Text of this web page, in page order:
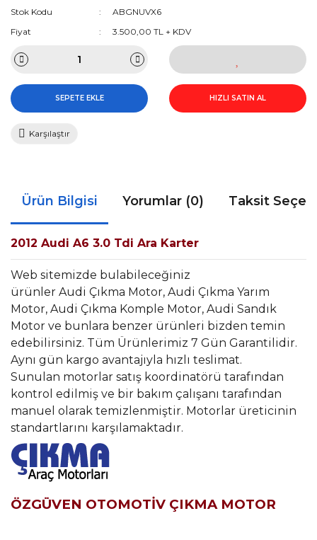
Stok Kodu
ABGNUVX6
Fiyat
3.500,00 TL + KDV
SEPETE EKLE HIZLI SATIN AL
Karşılaştır
Ürün Bilgisi Yorumlar (0) Taksit
2012 Audi A6 3.0 Tdi Ara Karter
Web sitemizde bulabileceğiniz
ürünler Audi Çıkma Motor, Audi Çıkma Yarım
Motor, Audi Çıkma Komple Motor, Audi Sandık
Motor ve bunlara benzer ürünleri bizden temin
edebilirsiniz. Tüm Ürünlerimiz 7 Gün Garantilidir.
Aynı gün kargo avantajıyla hızlı teslimat.
Sunulan motorlar satış koordinatörü tarafından
kontrol edilmiş ve bir bakım çalışanı tarafından
manuel olarak temizlenmiştir. Motorlar üreticinin
standartlarını karşılamaktadır.
ÖZGÜVEN OTOMOTİV ÇIKMA MOTOR